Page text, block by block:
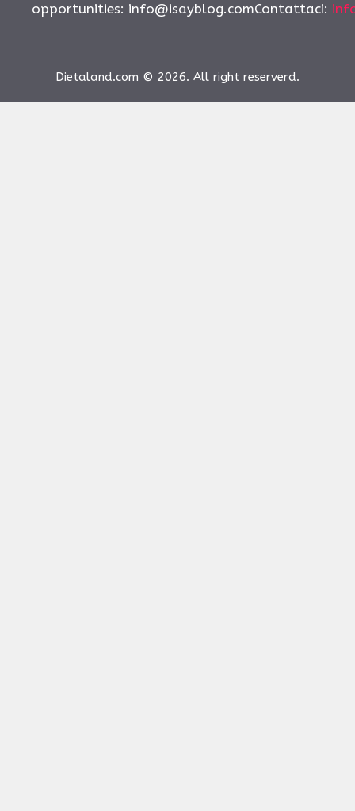
opportunities: info@isayblog.comContattaci:
Dietaland.com © 2026. All right reserverd.